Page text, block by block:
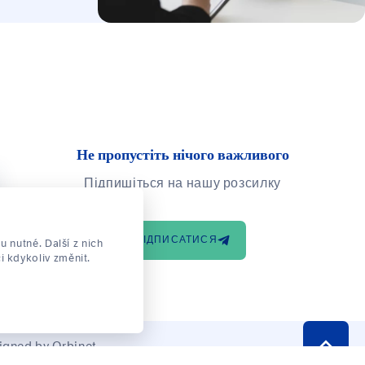
працівника. Ви дізнаєтеся не
Не пропустіть нічого важливого
Підпишіться на нашу розсилку
ПІДПИСАТИСЯ
byOrbinet
nutné. Další z nich
kdykoliv změnit.